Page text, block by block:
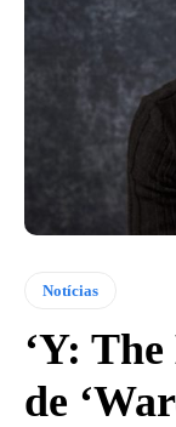
Notícias
‘Y:
de